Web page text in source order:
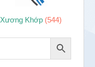
Xương Khớp (544)